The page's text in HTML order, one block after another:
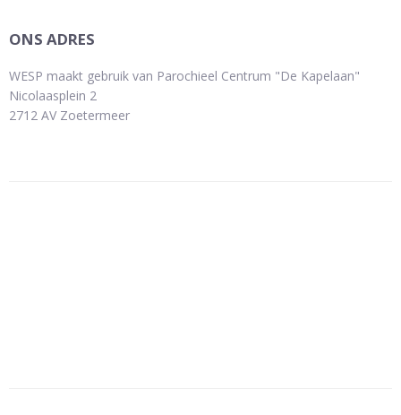
ONS ADRES
WESP maakt gebruik van Parochieel Centrum "De Kapelaan"
Nicolaasplein 2
2712 AV Zoetermeer